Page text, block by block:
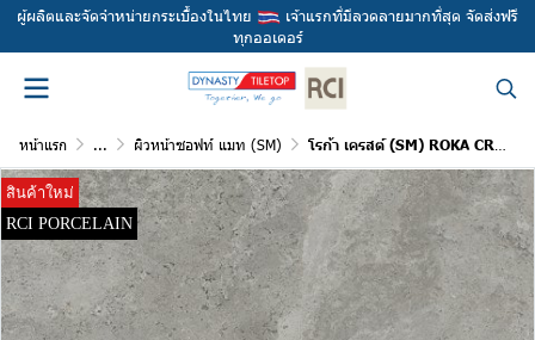
ผู้ผลิตและจัดจำหน่ายกระเบื้องในไทย
เจ้าแรกที่มีลวดลายมากที่สุด จัดส่งฟรี
ทุกออเดอร์
หน้าแรก ... ผิวหน้าซอฟท์ แมท (SM) โรก้า เครสต์ (SM) ROKA CREST (SM)
สินค้าใหม่
RCI PORCELAIN